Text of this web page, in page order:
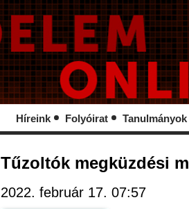
Híreink Folyóirat Tanulmányok
Tűzoltók megküzdési
2022. február 17. 07:57